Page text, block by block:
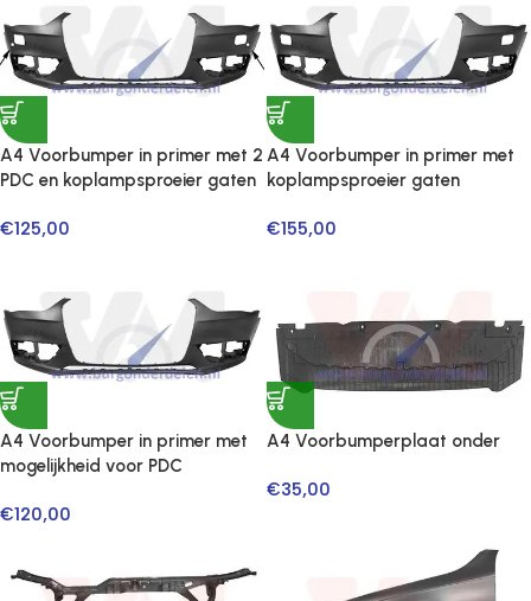
A4 Voorbumper in primer met 2
PDC en koplampsproeier gaten
€125,00
A4 Voorbumper in primer met
koplampsproeier gaten
€155,00
A4 Voorbumper in primer met
mogelijkheid voor PDC
€120,00
A4 Voorbumperplaat onder
€35,00